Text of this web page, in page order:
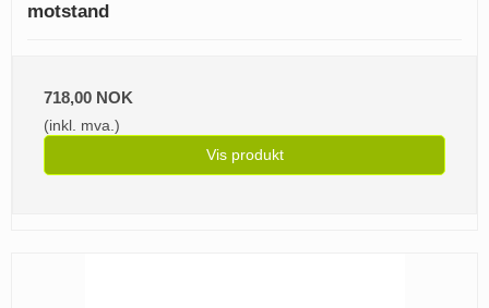
motstand
718,00 NOK
(inkl. mva.)
Vis produkt